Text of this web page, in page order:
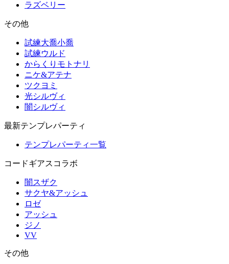
ラズベリー
その他
試練大喬小喬
試練ウルド
からくりモトナリ
ニケ&アテナ
ツクヨミ
光シルヴィ
闇シルヴィ
最新テンプレパーティ
テンプレパーティ一覧
コードギアスコラボ
闇スザク
サクヤ&アッシュ
ロゼ
アッシュ
ジノ
VV
その他